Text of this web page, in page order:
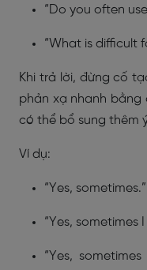
“Do you often
“What is difficult
Khi trả lời, đừng cố
phản xạ nhanh bằng
có thể bổ sung thêm
Ví dụ:
“Yes, sometimes.”
“Yes, sometimes
“Yes,